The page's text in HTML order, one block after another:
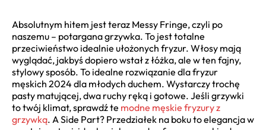
Absolutnym hitem jest teraz Messy Fringe, czyli po
naszemu – potargana grzywka. To jest totalne
przeciwieństwo idealnie ułożonych fryzur. Włosy mają
wyglądać, jakbyś dopiero wstał z łóżka, ale w ten fajny,
stylowy sposób. To idealne rozwiązanie dla fryzur
męskich 2024 dla młodych duchem. Wystarczy trochę
pasty matującej, dwa ruchy ręką i gotowe. Jeśli grzywki
to twój klimat, sprawdź te modne męskie fryzury z
grzywką. A Side Part? Przedziałek na boku to elegancja w